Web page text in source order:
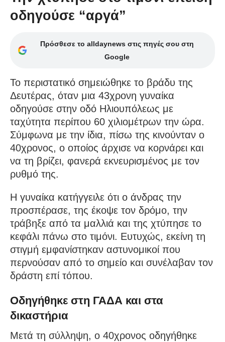
οδηγούσε “αργά”
Πρόσθεσε το alldaynews στις πηγές σου στη
Google
Το περιστατικό σημειώθηκε το βράδυ της
Δευτέρας, όταν μια 43χρονη γυναίκα
οδηγούσε στην οδό Ηλιουπόλεως με
ταχύτητα περίπου 60 χιλιομέτρων την ώρα.
Σύμφωνα με την ίδια, πίσω της κινούνταν ο
40χρονος, ο οποίος άρχισε να κορνάρει και
να τη βρίζει, φανερά εκνευρισμένος με τον
ρυθμό της.
Η γυναίκα κατήγγειλε ότι ο άνδρας την
προσπέρασε, της έκοψε τον δρόμο, την
τράβηξε από τα μαλλιά και της χτύπησε το
κεφάλι πάνω στο τιμόνι. Ευτυχώς, εκείνη τη
στιγμή εμφανίστηκαν αστυνομικοί που
περνούσαν από το σημείο και συνέλαβαν τον
δράστη επί τόπου.
Οδηγήθηκε στη ΓΑΔΑ και στα
δικαστήρια
Μετά τη σύλληψη, ο 40χρονος οδηγήθηκε